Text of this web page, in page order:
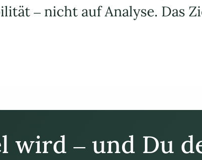
– nicht auf Analyse. Das
wird – und Du